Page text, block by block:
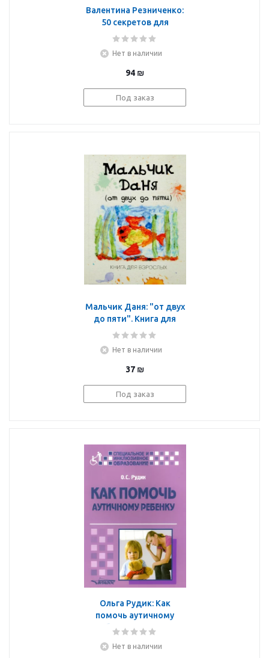
Валентина Резниченко:
50 секретов для
родителей. Воспитание
Нет в наличии
94 ₪
Под заказ
Мальчик Даня: "от двух
до пяти". Книга для
взрослых
Нет в наличии
37 ₪
Под заказ
Ольга Рудик: Как
помочь аутичному
ребенку. Книга для
Методическое пособие
Нет в наличии